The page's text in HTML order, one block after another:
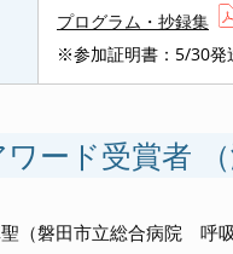
プログラム・抄録集
※参加証明書：5/30発
ード受賞者 （
（磐田市立総合病院 呼